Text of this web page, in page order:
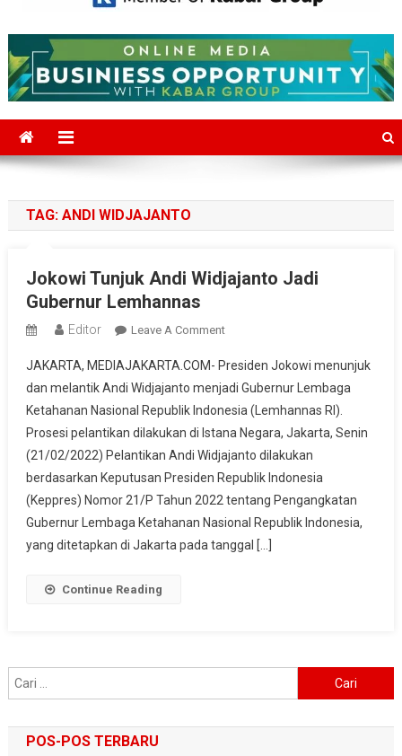
Mediajakarta.com
TAG: ANDI WIDJAJANTO
Jokowi Tunjuk Andi Widjajanto Jadi
Gubernur Lemhannas
Editor Leave A CommentOn
Tunjuk
Andi
Widjajanto
Jadi
Gubernur
Lemhannas
JAKARTA, MEDIAJAKARTA.COM- Presiden Jokowi menunjuk
dan melantik Andi Widjajanto menjadi Gubernur Lembaga
Ketahanan Nasional Republik Indonesia (Lemhannas RI).
Prosesi pelantikan dilakukan di Istana Negara, Jakarta, Senin
(21/02/2022) Pelantikan Andi Widjajanto dilakukan
berdasarkan Keputusan Presiden Republik Indonesia
(Keppres) Nomor 21/P Tahun 2022 tentang Pengangkatan
Gubernur Lembaga Ketahanan Nasional Republik Indonesia,
yang ditetapkan di Jakarta pada tanggal […]
Continue Reading
untuk:
POS-POS TERBARU